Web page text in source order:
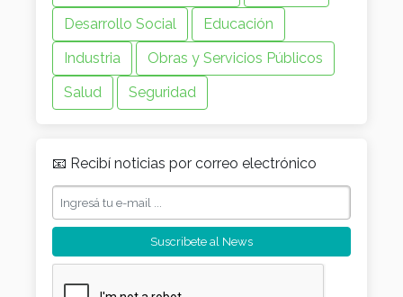
Desarrollo Social
Educación
Industria
Obras y Servicios Públicos
Salud
Seguridad
📧 Recibí noticias por correo electrónico